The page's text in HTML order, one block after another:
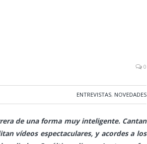
0
ENTREVISTAS, NOVEDADES
de una forma muy inteligente. Cantan
vídeos espectaculares, y acordes a los